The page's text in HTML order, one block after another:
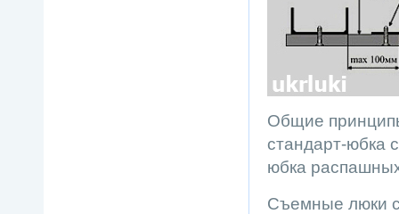
Общие
стандарт-юбка
юбка
Съемные люки